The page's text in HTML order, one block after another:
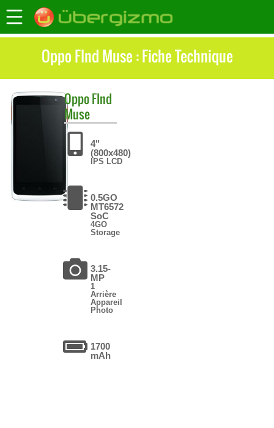
Oppo FInd Muse : Fiche Technique
OppoFInd
Muse
4"
(800x480)
IPS LCD
0.5GO
MT6572
SoC
4GO
Storage
3.15-
MP
1
Arrière
Appareil
Photo
1700
mAh